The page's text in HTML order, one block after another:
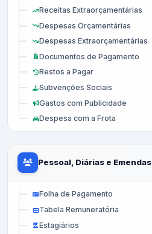
Receitas Extraorçamentárias
Despesas Orçamentárias
Despesas Extraorçamentárias
Documentos de Pagamento
Restos a Pagar
Subvenções Sociais
Gastos com Publicidade
Despesa com a Frota
Pessoal, Diárias e Emendas
Folha de Pagamento
Tabela Remuneratória
Estagiários